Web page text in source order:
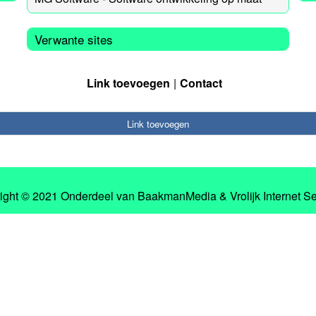
Verwante sites
Link toevoegen Contact
Link toevoegen
© 2021 Onderdeel van BaakmanMedia& Vrolijk Internet